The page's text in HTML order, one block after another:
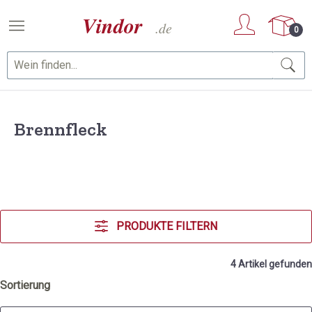
Zum Hauptinhalt springen
0
Brennfleck
PRODUKTE FILTERN
4 Artikel gefunden
Sortierung